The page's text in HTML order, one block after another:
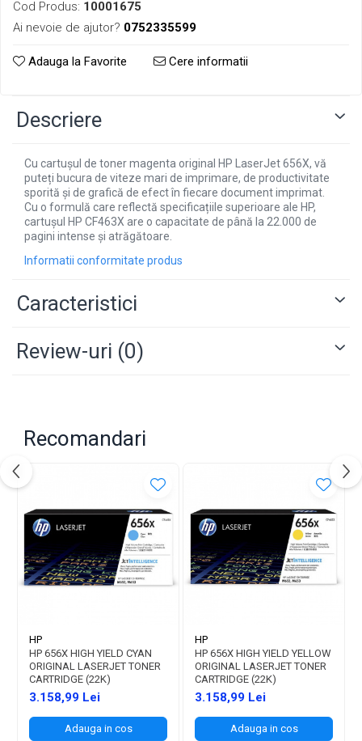
Cod Produs: 10001675
Ai nevoie de ajutor? 0752335599
Adauga la Favorite Cere informatii
Descriere
Cu cartușul de toner magenta original HP LaserJet 656X, vă
puteți bucura de viteze mari de imprimare, de productivitate
sporită și de grafică de efect în fiecare document imprimat.
Cu o formulă care reflectă specificațiile superioare ale HP,
cartușul HP CF463X are o capacitate de până la 22.000 de
pagini intense și atrăgătoare.
Informatii conformitate produs
Caracteristici
Review-uri (0)
Recomandari
HP
HP 656X HIGH YIELD CYAN
ORIGINAL LASERJET TONER
CARTRIDGE (22K)
3.158,99 Lei
Adauga in cos
HP
HP 656X HIGH YIELD YELLOW
ORIGINAL LASERJET TONER
CARTRIDGE (22K)
3.158,99 Lei
Adauga in cos